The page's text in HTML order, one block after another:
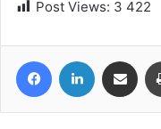
Post Views: 3 422
FacebookLinkedin Partager par